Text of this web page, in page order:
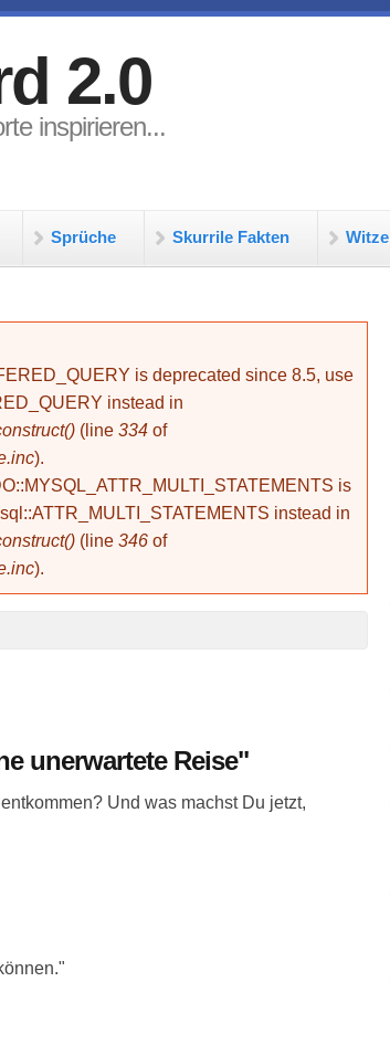
2.0
inspirieren...
Sprüche Skurrile Fakten Witze
is deprecated since 8.5, use
instead in
(line 334 of
).
is
instead in
(line 346 of
).
unerwartete Reise"
Und was machst Du jetzt,